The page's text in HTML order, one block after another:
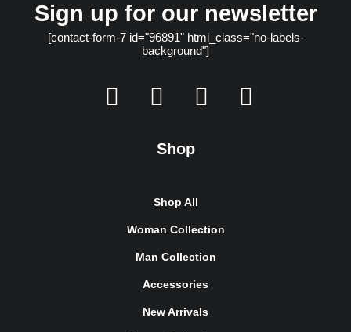
Sign up for our newsletter
[contact-form-7 id="96891" html_class="no-labels-
background"]
Shop
Shop All
Woman Collection
Man Collection
Accessories
New Arrivals